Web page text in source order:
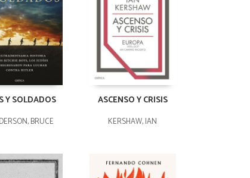
Y SOLDADOS
BRUCE
ASCENSO Y CRISIS
KERSHAW, IAN